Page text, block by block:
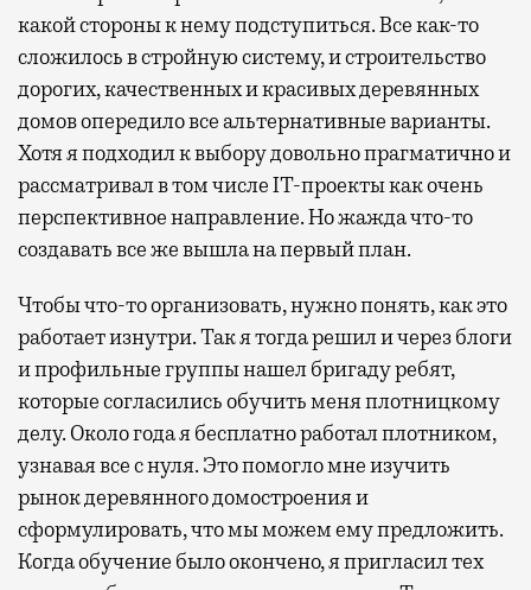
какой стороны к нему подступиться. Все как-то
сложилось в стройную систему, и строительство
дорогих, качественных и красивых деревянных
домов опередило все альтернативные варианты.
Хотя я подходил к выбору довольно прагматично и
рассматривал в том числе IT-проекты как очень
перспективное направление. Но жажда что-то
создавать все же вышла на первый план.
Чтобы что-то организовать, нужно понять, как это
работает изнутри. Так я тогда решил и через блоги
и профильные группы нашел бригаду ребят,
которые согласились обучить меня плотницкому
делу. Около года я бесплатно работал плотником,
узнавая все с нуля. Это помогло мне изучить
рынок деревянного домостроения и
сформулировать, что мы можем ему предложить.
Когда обучение было окончено, я пригласил тех